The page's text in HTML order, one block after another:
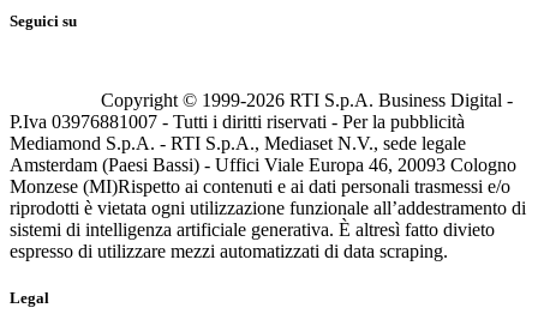
Seguici su
Copyright © 1999-2026 RTI S.p.A. Business Digital -
P.Iva 03976881007 - Tutti i diritti riservati - Per la pubblicità
Mediamond S.p.A. - RTI S.p.A., Mediaset N.V., sede legale
Amsterdam (Paesi Bassi) - Uffici Viale Europa 46, 20093 Cologno
Monzese (MI)Rispetto ai contenuti e ai dati personali trasmessi e/o
riprodotti è vietata ogni utilizzazione funzionale all’addestramento di
sistemi di intelligenza artificiale generativa. È altresì fatto divieto
espresso di utilizzare mezzi automatizzati di data scraping.
Legal